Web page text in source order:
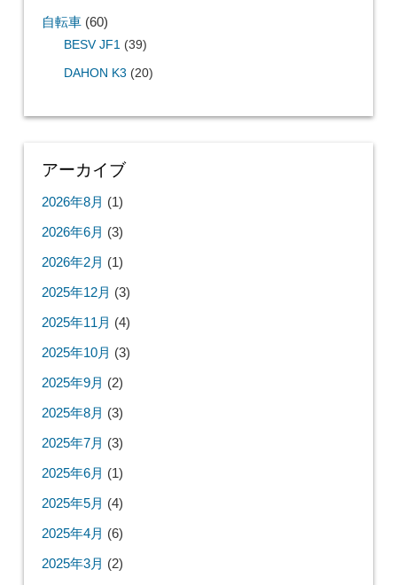
自転車(60)
BESV JF1(39)
DAHON K3 (20)
アーカイブ
2026年8月 (1)
2026年6月 (3)
2026年2月 (1)
2025年12月 (3)
2025年11月 (4)
2025年10月 (3)
2025年9月 (2)
2025年8月 (3)
2025年7月 (3)
2025年6月 (1)
2025年5月 (4)
2025年4月 (6)
2025年3月 (2)